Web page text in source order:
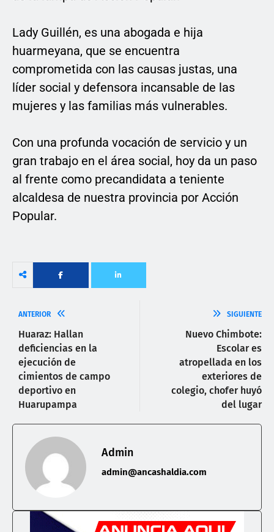
Lady Guillén, es una abogada e hija
huarmeyana, que se encuentra
comprometida con las causas justas, una
líder social y defensora incansable de las
mujeres y las familias más vulnerables.
Con una profunda vocación de servicio y un
gran trabajo en el área social, hoy da un paso
al frente como precandidata a teniente
alcaldesa de nuestra provincia por Acción
Popular.
ANTERIOR
Huaraz: Hallan
deficiencias en la
ejecución de
cimientos de campo
deportivo en
Huarupampa
SIGUIENTE
Nuevo Chimbote:
Escolar es
atropellada en los
exteriores de
colegio, chofer huyó
del lugar
Admin
admin@ancashaldia.com